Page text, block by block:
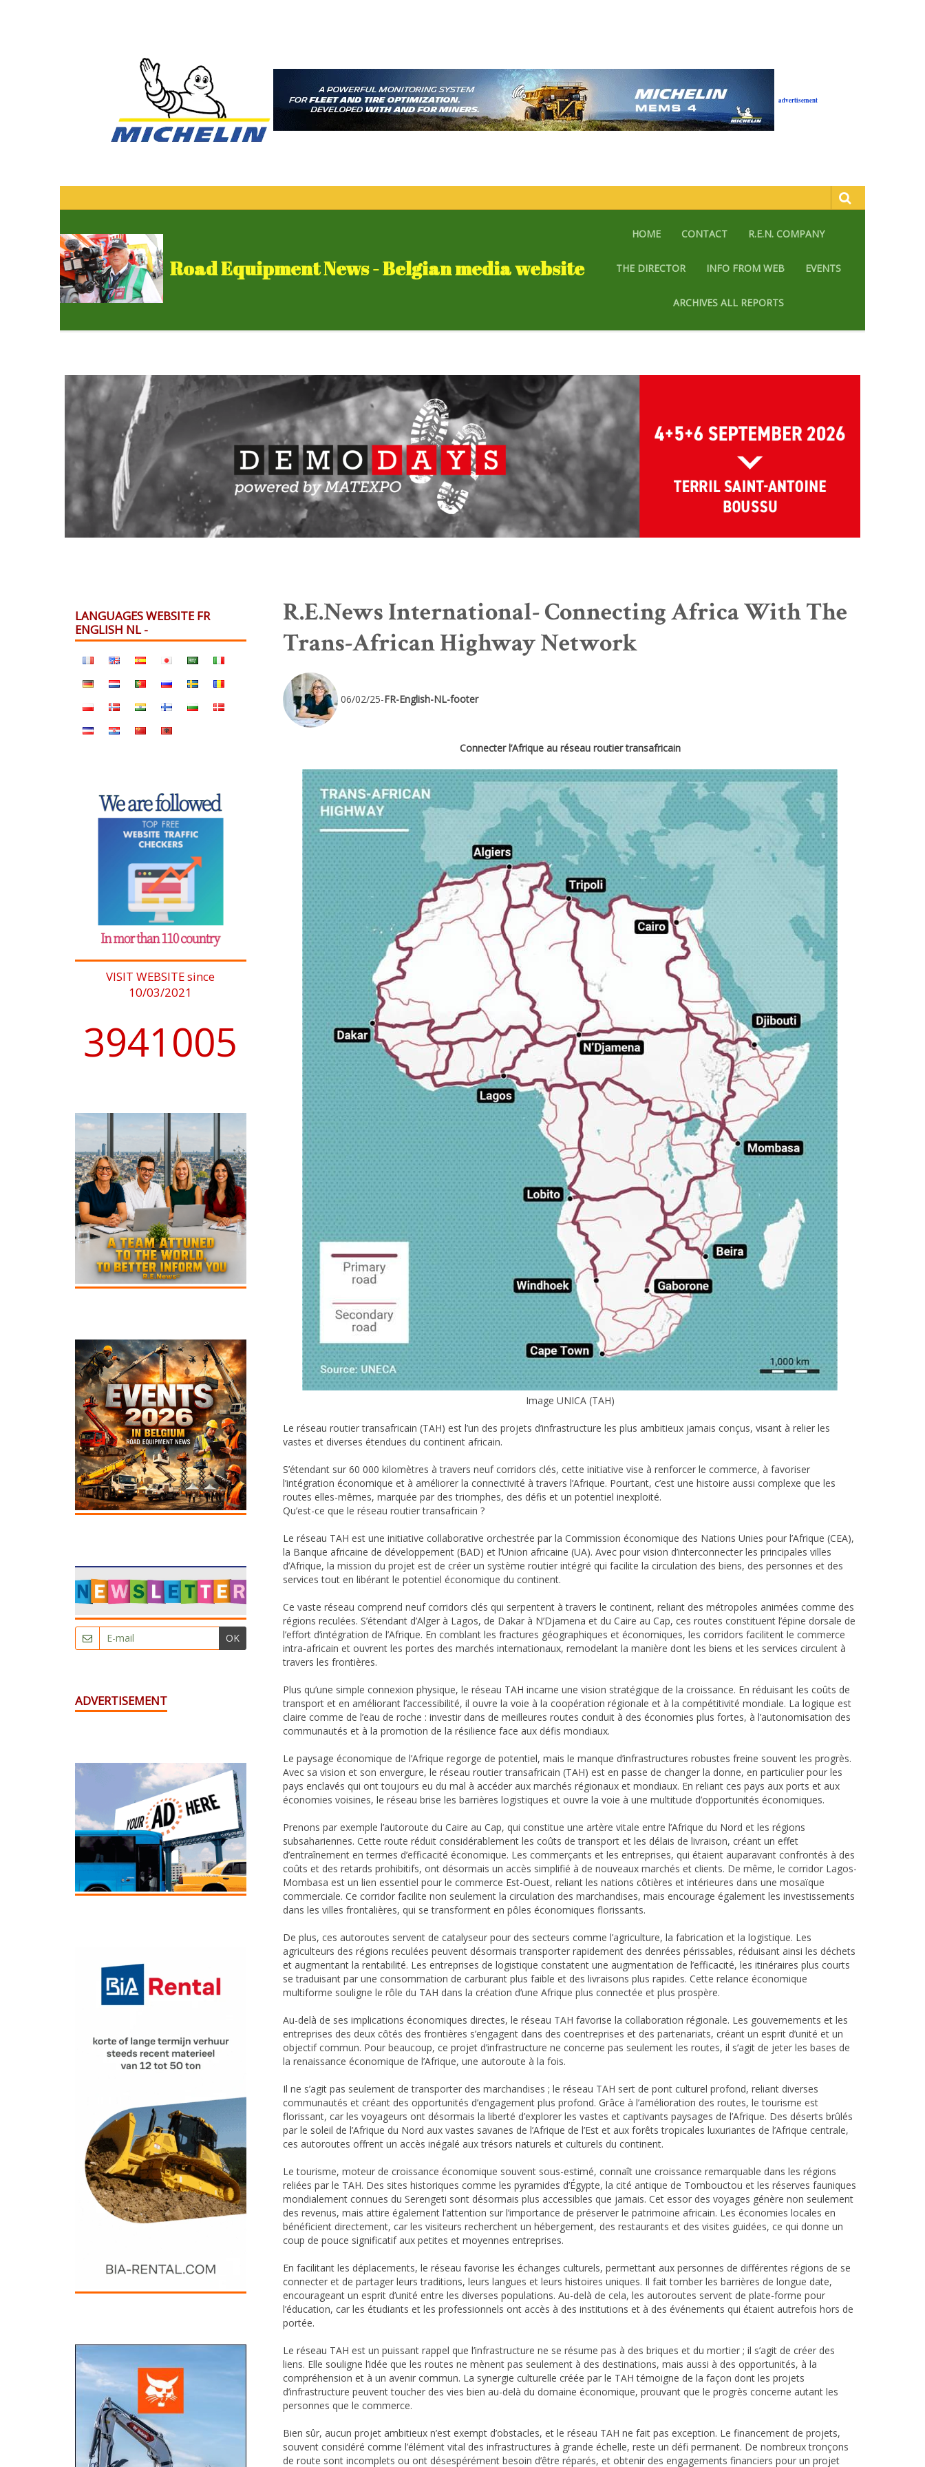
advertisement
Road Equipment News - Belgian media website
HOME CONTACT R.E.N. COMPANY
THE DIRECTOR INFO FROM WEB EVENTS
ARCHIVES ALL REPORTS
R.E.News International- Connecting Africa With The
Trans-African Highway Network
06/02/25-FR-English-NL-footer
Connecter l’Afrique au réseau routier transafricain
Image UNICA (TAH)
Le réseau routier transafricain (TAH) est l’un des projets d’infrastructure les plus ambitieux jamais conçus, visant à relier les
vastes et diverses étendues du continent africain.
S’étendant sur 60 000 kilomètres à travers neuf corridors clés, cette initiative vise à renforcer le commerce, à favoriser
l’intégration économique et à améliorer la connectivité à travers l’Afrique. Pourtant, c’est une histoire aussi complexe que les
routes elles-mêmes, marquée par des triomphes, des défis et un potentiel inexploité.
Qu’est-ce que le réseau routier transafricain ?
Le réseau TAH est une initiative collaborative orchestrée par la Commission économique des Nations Unies pour l’Afrique (CEA),
la Banque africaine de développement (BAD) et l’Union africaine (UA). Avec pour vision d’interconnecter les principales villes
d’Afrique, la mission du projet est de créer un système routier intégré qui facilite la circulation des biens, des personnes et des
services tout en libérant le potentiel économique du continent.
Ce vaste réseau comprend neuf corridors clés qui serpentent à travers le continent, reliant des métropoles animées comme des
régions reculées. S’étendant d’Alger à Lagos, de Dakar à N’Djamena et du Caire au Cap, ces routes constituent l’épine dorsale de
l’effort d’intégration de l’Afrique. En comblant les fractures géographiques et économiques, les corridors facilitent le commerce
intra-africain et ouvrent les portes des marchés internationaux, remodelant la manière dont les biens et les services circulent à
travers les frontières.
Plus qu’une simple connexion physique, le réseau TAH incarne une vision stratégique de la croissance. En réduisant les coûts de
transport et en améliorant l’accessibilité, il ouvre la voie à la coopération régionale et à la compétitivité mondiale. La logique est
claire comme de l’eau de roche : investir dans de meilleures routes conduit à des économies plus fortes, à l’autonomisation des
communautés et à la promotion de la résilience face aux défis mondiaux.
Le paysage économique de l’Afrique regorge de potentiel, mais le manque d’infrastructures robustes freine souvent les progrès.
Avec sa vision et son envergure, le réseau routier transafricain (TAH) est en passe de changer la donne, en particulier pour les
pays enclavés qui ont toujours eu du mal à accéder aux marchés régionaux et mondiaux. En reliant ces pays aux ports et aux
économies voisines, le réseau brise les barrières logistiques et ouvre la voie à une multitude d’opportunités économiques.
Prenons par exemple l’autoroute du Caire au Cap, qui constitue une artère vitale entre l’Afrique du Nord et les régions
subsahariennes. Cette route réduit considérablement les coûts de transport et les délais de livraison, créant un effet
d’entraînement en termes d’efficacité économique. Les commerçants et les entreprises, qui étaient auparavant confrontés à des
coûts et des retards prohibitifs, ont désormais un accès simplifié à de nouveaux marchés et clients. De même, le corridor Lagos-
Mombasa est un lien essentiel pour le commerce Est-Ouest, reliant les nations côtières et intérieures dans une mosaïque
commerciale. Ce corridor facilite non seulement la circulation des marchandises, mais encourage également les investissements
dans les villes frontalières, qui se transforment en pôles économiques florissants.
De plus, ces autoroutes servent de catalyseur pour des secteurs comme l’agriculture, la fabrication et la logistique. Les
agriculteurs des régions reculées peuvent désormais transporter rapidement des denrées périssables, réduisant ainsi les déchets
et augmentant la rentabilité. Les entreprises de logistique constatent une augmentation de l’efficacité, les itinéraires plus courts
se traduisant par une consommation de carburant plus faible et des livraisons plus rapides. Cette relance économique
multiforme souligne le rôle du TAH dans la création d’une Afrique plus connectée et plus prospère.
Au-delà de ses implications économiques directes, le réseau TAH favorise la collaboration régionale. Les gouvernements et les
entreprises des deux côtés des frontières s’engagent dans des coentreprises et des partenariats, créant un esprit d’unité et un
objectif commun. Pour beaucoup, ce projet d’infrastructure ne concerne pas seulement les routes, il s’agit de jeter les bases de
la renaissance économique de l’Afrique, une autoroute à la fois.
Il ne s’agit pas seulement de transporter des marchandises ; le réseau TAH sert de pont culturel profond, reliant diverses
communautés et créant des opportunités d’engagement plus profond. Grâce à l’amélioration des routes, le tourisme est
florissant, car les voyageurs ont désormais la liberté d’explorer les vastes et captivants paysages de l’Afrique. Des déserts brûlés
par le soleil de l’Afrique du Nord aux vastes savanes de l’Afrique de l’Est et aux forêts tropicales luxuriantes de l’Afrique centrale,
ces autoroutes offrent un accès inégalé aux trésors naturels et culturels du continent.
Le tourisme, moteur de croissance économique souvent sous-estimé, connaît une croissance remarquable dans les régions
reliées par le TAH. Des sites historiques comme les pyramides d’Égypte, la cité antique de Tombouctou et les réserves fauniques
mondialement connues du Serengeti sont désormais plus accessibles que jamais. Cet essor des voyages génère non seulement
des revenus, mais attire également l’attention sur l’importance de préserver le patrimoine africain. Les économies locales en
bénéficient directement, car les visiteurs recherchent un hébergement, des restaurants et des visites guidées, ce qui donne un
coup de pouce significatif aux petites et moyennes entreprises.
En facilitant les déplacements, le réseau favorise les échanges culturels, permettant aux personnes de différentes régions de se
connecter et de partager leurs traditions, leurs langues et leurs histoires uniques. Il fait tomber les barrières de longue date,
encourageant un esprit d’unité entre les diverses populations. Au-delà de cela, les autoroutes servent de plate-forme pour
l’éducation, car les étudiants et les professionnels ont accès à des institutions et à des événements qui étaient autrefois hors de
portée.
Le réseau TAH est un puissant rappel que l’infrastructure ne se résume pas à des briques et du mortier ; il s’agit de créer des
liens. Elle souligne l’idée que les routes ne mènent pas seulement à des destinations, mais aussi à des opportunités, à la
compréhension et à un avenir commun. La synergie culturelle créée par le TAH témoigne de la façon dont les projets
d’infrastructure peuvent toucher des vies bien au-delà du domaine économique, prouvant que le progrès concerne autant les
personnes que le commerce.
Bien sûr, aucun projet ambitieux n’est exempt d’obstacles, et le réseau TAH ne fait pas exception. Le financement de projets,
souvent considéré comme l’élément vital des infrastructures à grande échelle, reste un défi permanent. De nombreux tronçons
de route sont incomplets ou ont désespérément besoin d’être réparés, et obtenir des engagements financiers pour un projet
LANGUAGES WEBSITE FR
ENGLISH NL -
VISIT WEBSITE since
10/03/2021
4076902
OK
ADVERTISEMENT